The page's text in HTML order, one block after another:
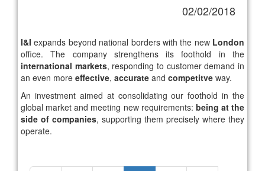
02/02/2018
I&Iexpands beyond national borders with the new London
office. The company strengthens its foothold in the
international markets, responding to customer demand in
an even more effective, accurate and competitve way.
An investment aimed at consolidating our foothold in the
global market and meeting new requirements: being at the
side of companies, supporting them precisely where they
operate.